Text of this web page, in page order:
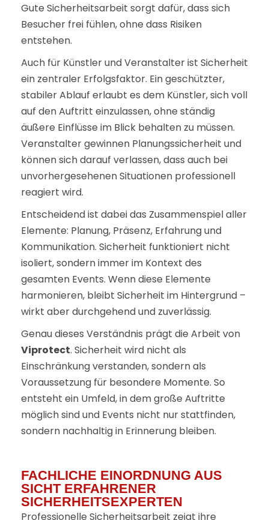
Gute Sicherheitsarbeit sorgt dafür, dass sich
Besucher frei fühlen, ohne dass Risiken
entstehen.
Auch für Künstler und Veranstalter ist Sicherheit
ein zentraler Erfolgsfaktor. Ein geschützter,
stabiler Ablauf erlaubt es dem Künstler, sich voll
auf den Auftritt einzulassen, ohne ständig
äußere Einflüsse im Blick behalten zu müssen.
Veranstalter gewinnen Planungssicherheit und
können sich darauf verlassen, dass auch bei
unvorhergesehenen Situationen professionell
reagiert wird.
Entscheidend ist dabei das Zusammenspiel aller
Elemente: Planung, Präsenz, Erfahrung und
Kommunikation. Sicherheit funktioniert nicht
isoliert, sondern immer im Kontext des
gesamten Events. Wenn diese Elemente
harmonieren, bleibt Sicherheit im Hintergrund –
wirkt aber durchgehend und zuverlässig.
Genau dieses Verständnis prägt die Arbeit von
Viprotect. Sicherheit wird nicht als
Einschränkung verstanden, sondern als
Voraussetzung für besondere Momente. So
entsteht ein Umfeld, in dem große Auftritte
möglich sind und Events nicht nur stattfinden,
sondern nachhaltig in Erinnerung bleiben.
FACHLICHE EINORDNUNG AUS
SICHT ERFAHRENER
SICHERHEITSEXPERTEN
Professionelle Sicherheitsarbeit zeigt ihre